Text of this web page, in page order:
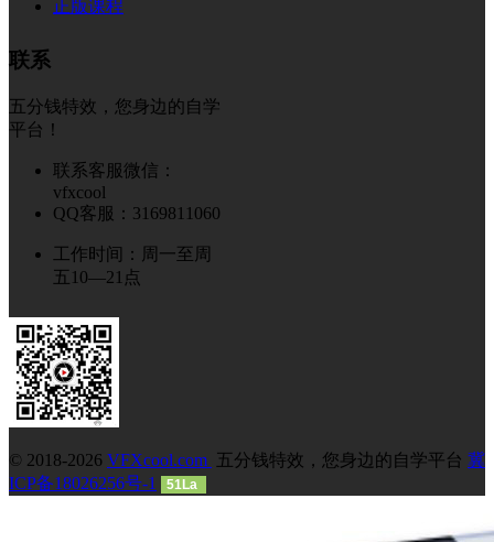
正版课程
联系
五分钱特效，您身边的自学
平台！
联系客服微信：
vfxcool
QQ客服：3169811060
工作时间：周一至周
五10—21点
© 2018-2026 VFXcool.com 五分钱特效，您身边的自学平台 冀
ICP备18026256号-1
51La